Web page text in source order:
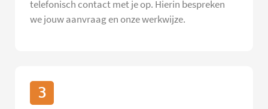
telefonisch contact met je op. Hierin bespreken
we jouw aanvraag en onze werkwijze.
3